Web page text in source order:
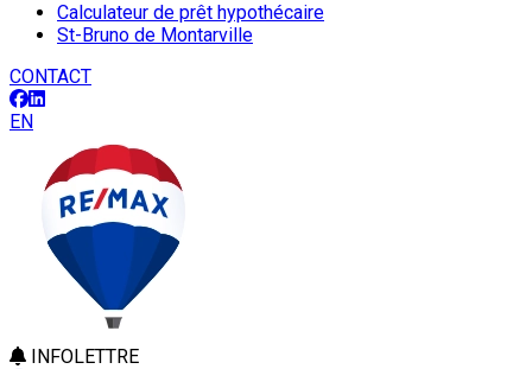
Calculateur de prêt hypothécaire
St-Bruno de Montarville
CONTACT
EN
INFOLETTRE